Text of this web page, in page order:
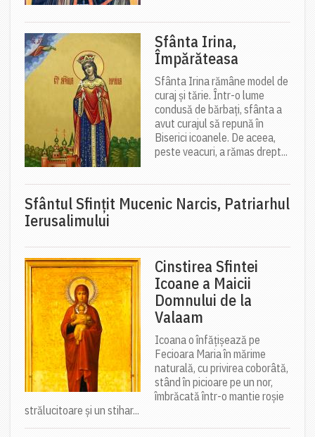
Sfânta Irina,
Împărăteasa
Sfânta Irina rămâne model de
curaj și tărie. Într-o lume
condusă de bărbați, sfânta a
avut curajul să repună în
Biserici icoanele. De aceea,
peste veacuri, a rămas drept...
Sfântul Sfinţit Mucenic Narcis, Patriarhul
Ierusalimului
Cinstirea Sfintei
Icoane a Maicii
Domnului de la
Valaam
Icoana o înfățișează pe
Fecioara Maria în mărime
naturală, cu privirea coborâtă,
stând în picioare pe un nor,
îmbrăcată într-o mantie roșie
strălucitoare și un stihar...